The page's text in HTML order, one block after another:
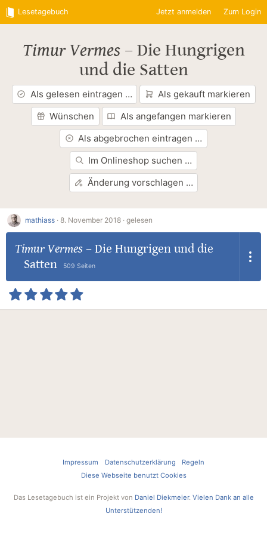
Lesetagebuch Jetzt anmelden Zum Login
Timur Vermes– Die Hungrigen
und die Satten
Als gelesen eintragen …
Als gekauft markieren
Wünschen
Als angefangen markieren
Als abgebrochen eintragen …
Im Onlineshop suchen …
Änderung vorschlagen …
mathiass · 8. November 2018 · gelesen
Timur Vermes – Die Hungrigen und die
Satten
509 Seiten
Impressum Datenschutzerklärung
Regeln
Diese Webseite benutzt Cookies
Das Lesetagebuch ist ein Projekt von Daniel Diekmeier. Vielen Dank an alle
Unterstützenden!